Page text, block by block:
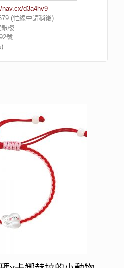
nav.cx/d3a4hv9
(忙線中請稍後)
銀樓
號
)